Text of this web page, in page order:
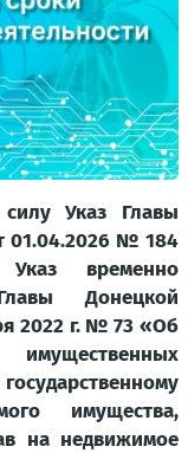
Указ Главы
01.04.2026 № 184
временно
Донецкой
2022 г. № 73 «Об
имущественных
имущества,
на недвижимое